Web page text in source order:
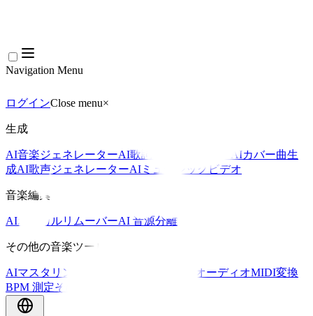
Navigation Menu
ログインClose menu×
生成
AI音楽ジェネレーターAI歌詞ジェネレーター
AIカバー曲生
成AI歌声ジェネレーターAIミュージックビデオ
音楽編集
AIボーカルリムーバーAI 音源分離
その他の音楽ツール
AIマスタリング
AI オーディオMIDI変換
BPM 測定その他のツール